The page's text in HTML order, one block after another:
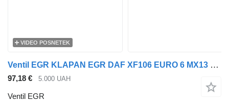
VIDEO POSNETEK
Ventil EGR KLAPAN EGR DAF XF106 EURO 6 MX13 2014482 za vlačilec DAF XF
97,18 € 5.000 UAH
Ventil EGR